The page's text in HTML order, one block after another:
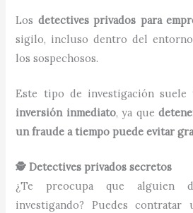
Los detectives privados para
sigilo, incluso dentro del
los sospechosos.
Este tipo de investigación
inversión inmediato, ya que
un fraude a tiempo puede evitar
🕵️ Detectives privados secretos
¿Te preocupa que alguien
investigando? Puedes